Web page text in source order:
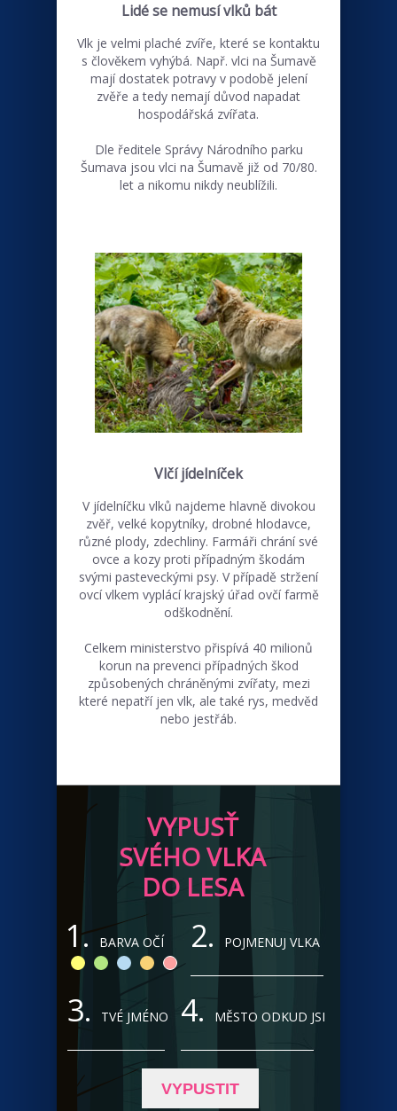
Lidé se nemusí vlků bát
Vlk je velmi plaché zvíře, které se kontaktu
s člověkem vyhýbá. Např. vlci na Šumavě
mají dostatek potravy v podobě jelení
zvěře a tedy nemají důvod napadat
hospodářská zvířata.
Dle ředitele Správy Národního parku
Šumava jsou vlci na Šumavě již od 70/80.
let a nikomu nikdy neublížili.
Vlčí jídelníček
V jídelníčku vlků najdeme hlavně divokou
zvěř, velké kopytníky, drobné hlodavce,
různé plody, zdechliny. Farmáři chrání své
ovce a kozy proti případným škodám
svými pasteveckými psy. V případě stržení
ovcí vlkem vyplácí krajský úřad ovčí farmě
odškodnění.
Celkem ministerstvo přispívá 40 milionů
korun na prevenci případných škod
způsobených chráněnými zvířaty, mezi
které nepatří jen vlk, ale také rys, medvěd
nebo jestřáb.
VYPUSŤ
SVÉHO VLKA
DO LESA
1. BARVA OČÍ 2. POJMENUJ VLKA
3. TVÉ JMÉNO 4. MĚSTO ODKUD JSI